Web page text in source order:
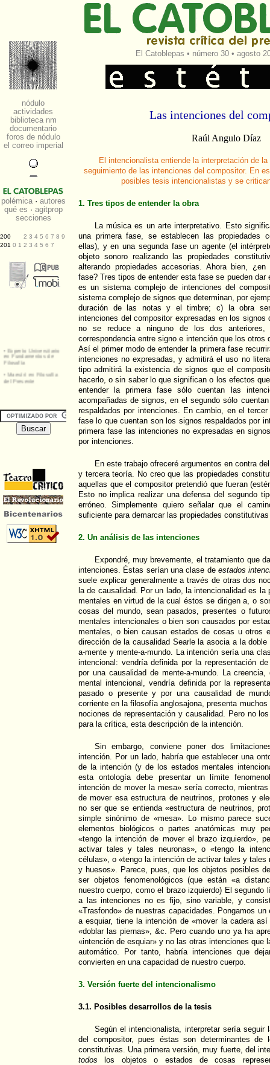
El Catoblepas • número 30 • agosto
Las intenciones del
Raúl Angulo Díaz
El intencionalista entiende la interpretación de
seguimiento de las intenciones del compositor. En
posibles tesis intencionalistas y se
1. Tres tipos de entender la obra
La música es un arte interpretativo. Esto
una primera fase, se establecen las propiedades
ellas), y en una segunda fase un agente (el
objeto sonoro realizando las propiedades
alterando propiedades accesorias. Ahora bien,
fase? Tres tipos de entender esta fase se pueden dar
es un sistema complejo de intenciones del
sistema complejo de signos que determinan, por
duración de las notas y el timbre; c) la obra
intenciones del compositor expresadas en los
no se reduce a ninguno de los dos anteriores,
correspondencia entre signo e intención que los otros
Así el primer modo de entender la primera fase
intenciones no expresadas, y admitirá el uso no
tipo admitirá la existencia de signos que el
hacerlo, o sin saber lo que significan o los efectos
entender la primera fase sólo cuentan las
acompañadas de signos, en el segundo sólo
respaldados por intenciones. En cambio, en el
fase lo que cuentan son los signos respaldados por
primera fase las intenciones no expresadas en
por intenciones.
En este trabajo ofreceré argumentos en contra
y tercera teoría. No creo que las propiedades
aquellas que el compositor pretendió que fueran
Esto no implica realizar una defensa del segundo
erróneo. Simplemente quiero señalar que el
suficiente para demarcar las propiedades
2. Un análisis de las intenciones
Expondré, muy brevemente, el tratamiento que
intenciones. Éstas serían una clase de estados
suele explicar generalmente a través de otras dos
la de causalidad. Por un lado, la intencionalidad es la
mentales en virtud de la cual éstos se dirigen a, o
cosas del mundo, sean pasados, presentes o
mentales intencionales o bien son causados por
mentales, o bien causan estados de cosas u otros
dirección de la causalidad Searle la asocia a la
a-mente y mente-a-mundo. La intención sería una
intencional: vendría definida por la representación
por una causalidad de mente-a-mundo. La
mental intencional, vendría definida por la
pasado o presente y por una causalidad de
corriente en la filosofía anglosajona, presenta
nociones de representación y causalidad. Pero no
para la crítica, esta descripción de la intención.
Sin embargo, conviene poner dos
intención. Por un lado, habría que establecer una
de la intención (y de los estados mentales
esta ontología debe presentar un límite
intención de mover la mesa» sería correcto,
de mover esa estructura de neutrinos, protones y
no ser que se entienda «estructura de neutrinos,
simple sinónimo de «mesa». Lo mismo parece
elementos biológicos o partes anatómicas muy
«tengo la intención de mover el brazo izquierdo»,
activar tales y tales neuronas», o «tengo la
células», o «tengo la intención de activar tales y
y huesos». Parece, pues, que los objetos posibles
ser objetos fenomenológicos (que están «a
nuestro cuerpo, como el brazo izquierdo) El segundo
a las intenciones no es fijo, sino variable, y
«Trasfondo» de nuestras capacidades. Pongamos un
a esquiar, tiene la intención de «mover la cadera
«doblar las piernas», &c. Pero cuando uno ya ha
«intención de esquiar» y no las otras intenciones que
automático. Por tanto, habría intenciones que
convierten en una capacidad de nuestro cuerpo.
3. Versión fuerte del intencionalismo
3.1. Posibles desarrollos de la tesis
Según el intencionalista, interpretar sería seguir
del compositor, pues éstas son determinantes de
constitutivas. Una primera versión, muy fuerte, del
todos los objetos o estados de cosas